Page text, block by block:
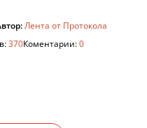
Лента от Протокола
370Коментарии:0